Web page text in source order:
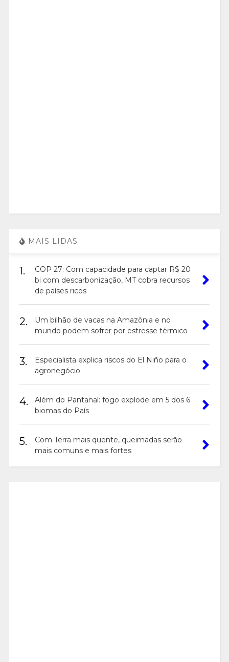
MAIS LIDAS
1.
COP 27: Com capacidade para captar R$ 20
bi com descarbonização, MT cobra recursos
de países ricos
2.
Um bilhão de vacas na Amazônia e no
mundo podem sofrer por estresse térmico
3.
Especialista explica riscos do El Niño para o
agronegócio
4.
Além do Pantanal: fogo explode em 5 dos 6
biomas do País
5.
Com Terra mais quente, queimadas serão
mais comuns e mais fortes